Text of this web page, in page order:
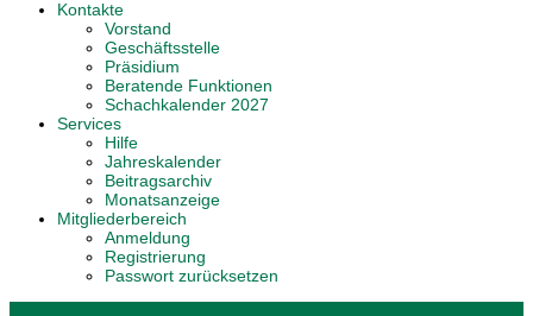
Kontakte
Vorstand
Geschäftsstelle
Präsidium
Beratende Funktionen
Schachkalender 2027
Services
Hilfe
Jahreskalender
Beitragsarchiv
Monatsanzeige
Mitgliederbereich
Anmeldung
Registrierung
Passwort zurücksetzen